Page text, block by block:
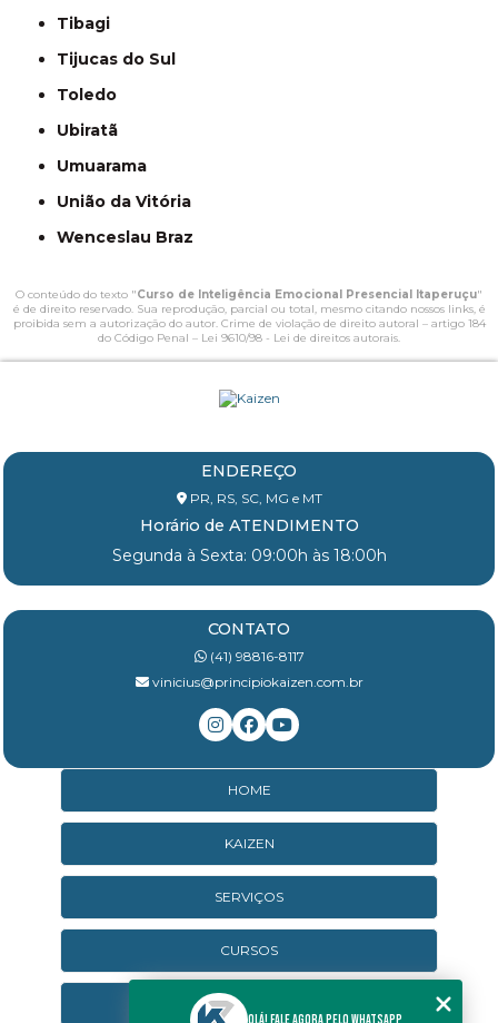
Tibagi
Tijucas do Sul
Toledo
Ubiratã
Umuarama
União da Vitória
Wenceslau Braz
O conteúdo do texto "Curso de Inteligência Emocional Presencial Itaperuçu"
é de direito reservado. Sua reprodução, parcial ou total, mesmo citando nossos links, é
proibida sem a autorização do autor. Crime de violação de direito autoral – artigo 184
do Código Penal – Lei 9610/98 - Lei de direitos autorais.
ENDEREÇO
PR, RS, SC, MG e MT
Horário de ATENDIMENTO
Segunda à Sexta: 09:00h às 18:00h
CONTATO
(41) 98816-8117
vinicius@principiokaizen.com.br
HOME
KAIZEN
SERVIÇOS
CURSOS
CURSOS ONLINE